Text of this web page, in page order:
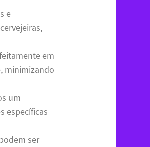
e
em
minimizando
um
específicas
ser